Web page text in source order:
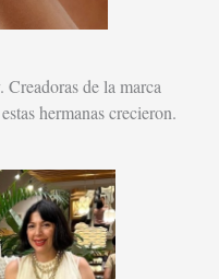
de la marca
hermanas crecieron.